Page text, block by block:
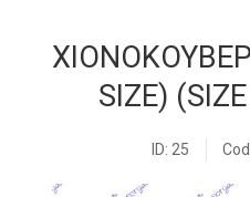
SIZE)
ID: 25